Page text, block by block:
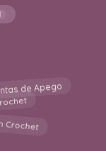
de Apego
Crochet